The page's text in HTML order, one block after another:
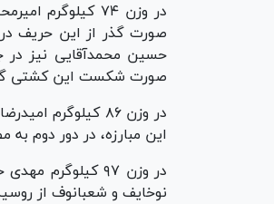
در وزن ۷۴
صورت گذر از این حریف در
حسین محمدآقایی نیز در
صورت شکست این کشتی گیر
در وزن ۸۶
این مبارزه، در دور دوم
در وزن ۹۷
نوخایف و شعبانوف از